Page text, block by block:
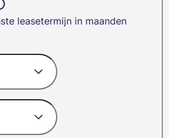
leasetermijn in maanden